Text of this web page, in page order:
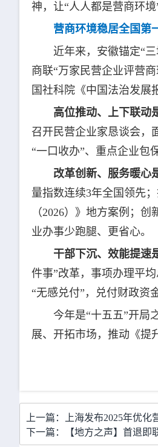
神，让“人人都是营商环境
营商环境稳居全国第
近年来，安徽锚定“
商联“万家民营企业评营
国社科院《中国法治发展
高位推动、上下联动
召开民营企业家恳谈会，
“一口收办”、重点企业包
改革创新、服务暖心
量指数连续3年全国领先
（2026）》地方案例；
业办事少跑腿、更省心。
干部下沉、效能提速
件事”改革，事项办理平
“无感兑付”，兑付财政资
今年是“十五五”开局
展、开拓市场，推动《提
上一篇：上海发布2025年优
下一篇：【地方之声】首退